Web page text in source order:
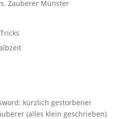
Zauberer Münster
kürzlich gestorbener
(alles klein geschrieben)